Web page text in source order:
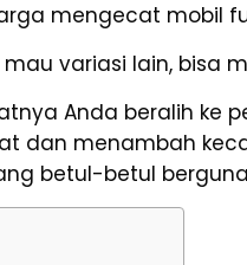
mengecat mobil
variasi lain, bisa
Anda beralih ke
dan menambah
betul-betul